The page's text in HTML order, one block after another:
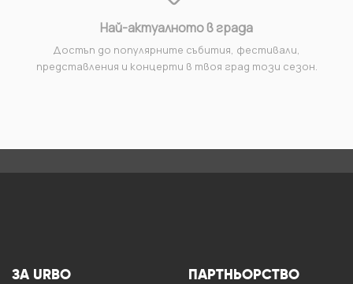
Най-актуалното в града
Достъп до популярните събития, фестивали,
представления и концерти в твоя град този сезон.
ЗА URBO ПАРТНЬОРСТВО